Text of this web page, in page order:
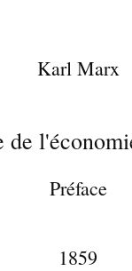
Karl Marx
de
Préface
1859